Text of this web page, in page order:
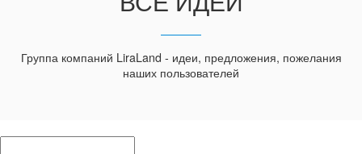
Группа компаний LiraLand - идеи, предложения, пожелания
наших пользователей